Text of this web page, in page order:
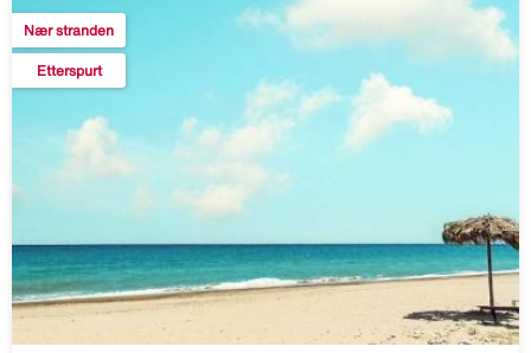
Nær stranden
Etterspurt